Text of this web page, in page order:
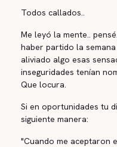
Todos callados..
Me leyó la mente..
haber partido la
aliviado algo esas
inseguridades tenían
Que locura.
Si en oportunidades tu
siguiente manera:
"Cuando me aceptaron